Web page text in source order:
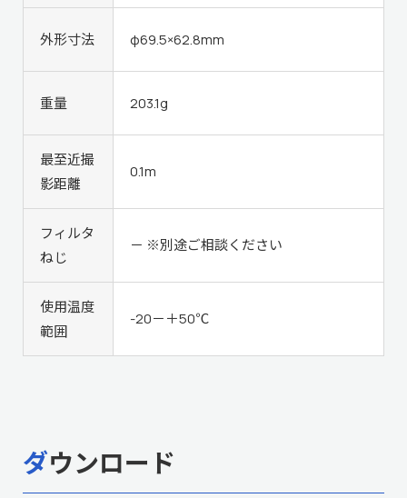
外形寸法 φ69.5×62.8mm
重量 203.1g
最至近撮
影距離
0.1m
フィルタ
ねじ
－ ※別途ご相談ください
使用温度
範囲
-20－＋50℃
ダウンロード